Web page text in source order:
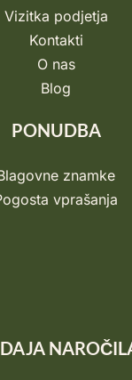
Vizitka podjetja
Kontakti
O nas
Blog
PONUDBA
znamke
vprašanja